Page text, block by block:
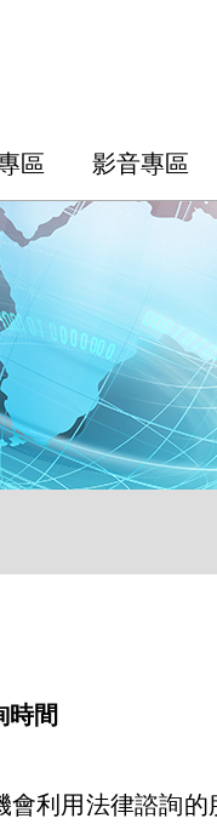
區 影音專區
時間
利用法律諮詢的